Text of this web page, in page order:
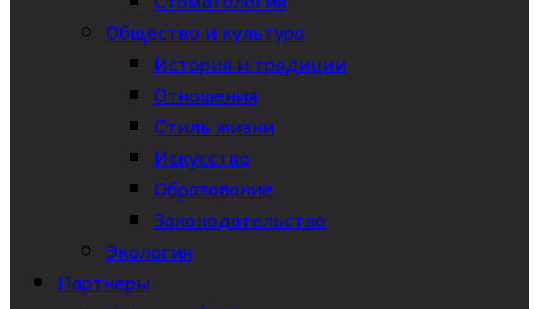
Общество и культура
История и традиции
Отношения
Стиль жизни
Искусство
Образование
Законодательство
Экология
Партнеры